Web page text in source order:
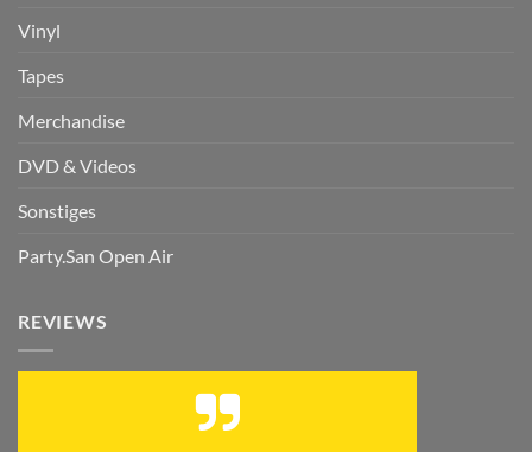
Vinyl
Tapes
Merchandise
DVD & Videos
Sonstiges
Party.San Open Air
REVIEWS